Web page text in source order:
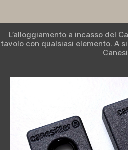
L’alloggiamento a incasso del
tavolo con qualsiasi elemento. A